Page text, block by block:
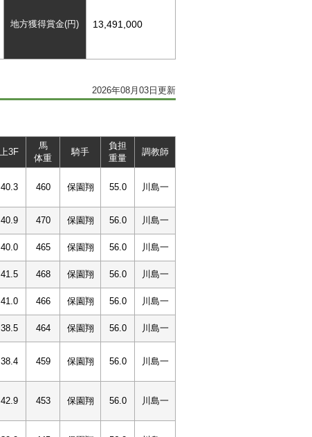
地方獲得賞金(円) 13,491,000
2026年08月03日更新
上3F
馬
体重
騎手
負担
重量
調教師
40.3 460 保園翔 55.0 川島一
40.9 470 保園翔 56.0 川島一
40.0 465 保園翔 56.0 川島一
41.5 468 保園翔 56.0 川島一
41.0 466 保園翔 56.0 川島一
38.5 464 保園翔 56.0 川島一
38.4 459 保園翔 56.0 川島一
42.9 453 保園翔 56.0 川島一